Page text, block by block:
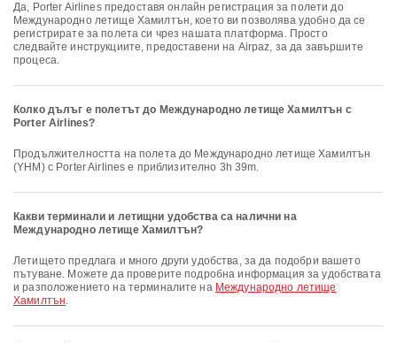
Да, Porter Airlines предоставя онлайн регистрация за полети до
Международно летище Хамилтън, което ви позволява удобно да се
регистрирате за полета си чрез нашата платформа. Просто
следвайте инструкциите, предоставени на Airpaz, за да завършите
процеса.
Колко дълъг е полетът до Международно летище Хамилтън с
Porter Airlines?
Продължителността на полета до Международно летище Хамилтън
(YHM) с Porter Airlines е приблизително 3h 39m.
Какви терминали и летищни удобства са налични на
Международно летище Хамилтън?
Летището предлага и много други удобства, за да подобри вашето
пътуване. Можете да проверите подробна информация за удобствата
и разположението на терминалите на Международно летище
Хамилтън.